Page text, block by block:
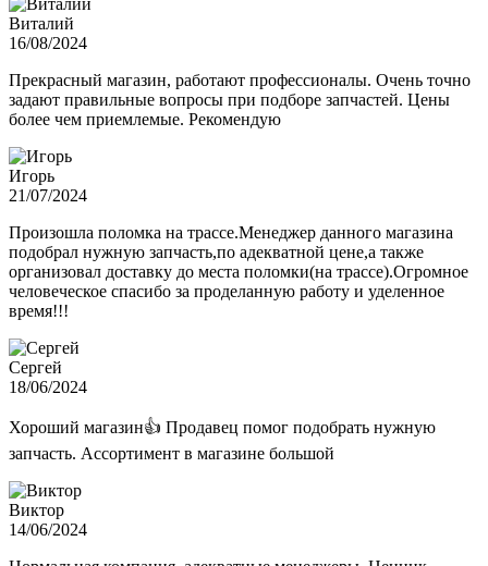
Виталий
16/08/2024
Прекрасный магазин, работают профессионалы. Очень точно
задают правильные вопросы при подборе запчастей. Цены
более чем приемлемые. Рекомендую
Игорь
21/07/2024
Произошла поломка на трассе.Менеджер данного магазина
подобрал нужную запчасть,по адекватной цене,а также
организовал доставку до места поломки(на трассе).Огромное
человеческое спасибо за проделанную работу и уделенное
время!!!
Сергей
18/06/2024
Хороший магазин👍 Продавец помог подобрать нужную
запчасть. Ассортимент в магазине большой
Виктор
14/06/2024